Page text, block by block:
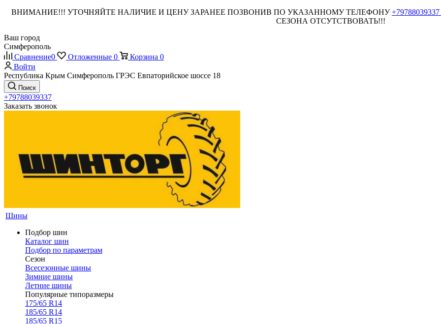
ВНИМАНИЕ!!! УТОЧНЯЙТЕ НАЛИЧИЕ И ЦЕНУ ЗАРАНЕЕ ПОЗВОНИВ ПО УКАЗАННОМУ ТЕЛЕФОНУ+79788039337
СЕЗОНА ОТСУТСТВОВАТЬ!!!
Ваш город
Симферополь
Сравнение0 Отложенные 0 Корзина 0
Войти
Республика Крым Симферополь ГРЭС Евпаторийское шоссе 18
Поиск
+79788039337
Заказать звонок
Шины
Подбор шин
Каталог шин
Подбор по параметрам
Сезон
Всесезонные шины
Зимние шины
Летние шины
Популярные типоразмеры
175/65 R14
185/65 R14
185/65 R15